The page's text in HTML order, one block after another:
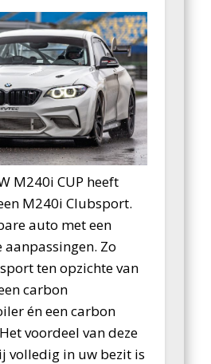
M240i CUP heeft
M240i Clubsport.
auto met een
Zo
ten opzichte van
carbon
én een carbon
voordeel van deze
volledig in uw bezit is